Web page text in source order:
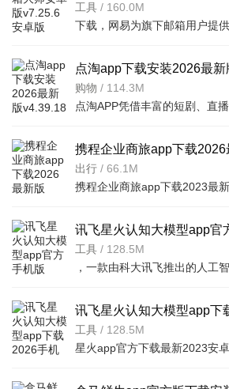
工具 / 160.0M
点淘app下载安装2026最
官方版
购物 / 114.3M
携程企业商旅app下载2026
v10.24.0安卓版
出行 / 66.1M
讯飞星火认知大模型app官
v5.6.1安卓版
工具 / 128.5M
讯飞星火认知大模型app下
版v5.6.1安卓最新版
工具 / 128.5M